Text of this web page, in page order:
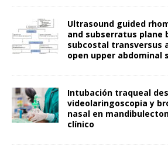
Ultrasound guided
and subserratus plane
subcostal transversus
open upper abdominal
Intubación traqueal
videolaringoscopia y
nasal en
clínico